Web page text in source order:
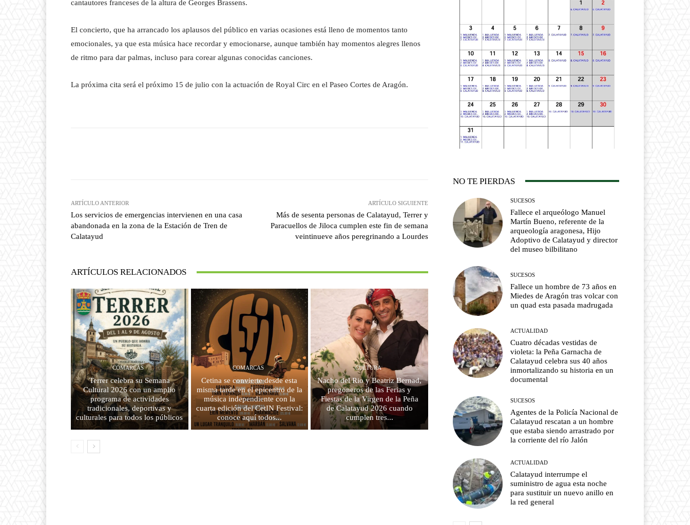
cantautores franceses de la altura de Georges Brassens.
El concierto, que ha arrancado los aplausos del público en varias ocasiones está lleno de momentos tanto
emocionales, ya que esta música hace recordar y emocionarse, aunque también hay momentos alegres llenos
de ritmo para dar palmas, incluso para corear algunas conocidas canciones.
La próxima cita será el próximo 15 de julio con la actuación de Royal Circ en el Paseo Cortes de Aragón.
ARTÍCULO ANTERIOR
Los servicios de emergencias intervienen en una casa
abandonada en la zona de la Estación de Tren de
Calatayud
ARTÍCULO SIGUIENTE
Más de sesenta personas de Calatayud, Terrer y
Paracuellos de Jiloca cumplen este fin de semana
veintinueve años peregrinando a Lourdes
ARTÍCULOS RELACIONADOS
COMARCAS
Terrer celebra su Semana
Cultural 2026 con un amplio
programa de actividades
tradicionales, deportivas y
culturales para todos los públicos
COMARCAS
Cetina se convierte desde esta
misma tarde en el epicentro de la
música independiente con la
cuarta edición del CetIN Festival:
conoce aquí todos...
CULTURA
Nacho del Rio y Beatriz Bernad,
pregoneros de las Ferias y
Fiestas de la Virgen de la Peña
de Calatayud 2026 cuando
cumplen tres...
NO TE PIERDAS
SUCESOS
Fallece el arqueólogo Manuel
Martín Bueno, referente de la
arqueología aragonesa, Hijo
Adoptivo de Calatayud y director
del museo bilbilitano
SUCESOS
Fallece un hombre de 73 años en
Miedes de Aragón tras volcar con
un quad esta pasada madrugada
ACTUALIDAD
Cuatro décadas vestidas de
violeta: la Peña Garnacha de
Calatayud celebra sus 40 años
inmortalizando su historia en un
documental
SUCESOS
Agentes de la Policía Nacional de
Calatayud rescatan a un hombre
que estaba siendo arrastrado por
la corriente del río Jalón
ACTUALIDAD
Calatayud interrumpe el
suministro de agua esta noche
para sustituir un nuevo anillo en
la red general